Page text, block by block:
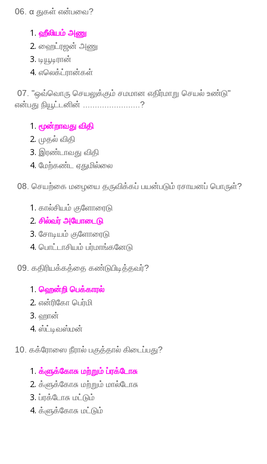
06. α துகள் என்பவை?
ஹீலியம் அணு
ஹைட்ரஜன் அணு
டியூடிரான்
எலெக்ட்ரான்கள்
07. "ஒவ்வொரு செயலுக்கும் சமமான எதிர்மாறு செயல் உண்டு"
என்பது நியூட்டனின் ........................?
மூன்றாவது விதி
முதல் விதி
இரண்டாவது விதி
மேற்கண்ட
ஏதுமில்லை
08. செயற்கை மழையை தருவிக்கப் பயன்படும் ரசாயனப் பொருள்?
கால்சியம் குளோரைடு
சில்வர் அயோடைடு
சோடியம் குளோரைடு
பொட்டாசியம் பர்மாங்கனேடு
09. கதிரியக்கத்தை கண்டுபிடித்தவர்?
ஹென்றி பெக்காரல்
என்ரிகோ பெர்மி
ஹான்
ஸ்ட்டிவஸ்மன்
10. கக்ரோஸை நீரால் பகுத்தால் கிடைப்பது?
க்ளுக்கோசு மற்றும் ப்ரக்டோசு
க்ளுக்கோசு மற்றும் மால்டோசு
ப்ரக்டோசு மட்டும்
க்ளுக்கோசு மட்டும்